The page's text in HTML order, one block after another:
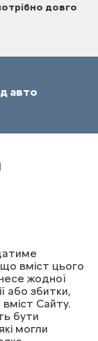
довго
авто
вміст цього
жодної
або збитки,
Сайту.
бути
могли